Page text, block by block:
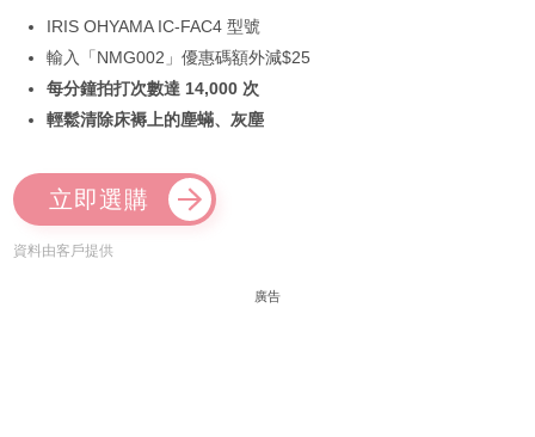
IRIS OHYAMA IC-FAC4 型號
輸入「NMG002」優惠碼額外減$25
每分鐘拍打次數達 14,000 次
輕鬆清除床褥上的塵蟎、灰塵
立即選購
資料由客戶提供
廣告